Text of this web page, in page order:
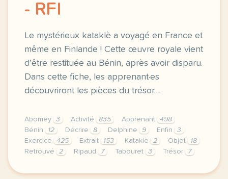
- RFI
Le mystérieux kataklè a voyagé en France et
même en Finlande ! Cette œuvre royale vient
d’être restituée au Bénin, après avoir disparu.
Dans cette fiche, les apprenant·es
découvriront les pièces du trésor…
Abomey 3 Activité 835 Apprenant
498
Bénin
12 Décrire 8 Delphine 9 Enfin
3
Exercice
425 Extrait 153 Kataklè 2 Objet
18
Retrouvé
2 Ripaud 7 Tabouret 3 Trésor 7
fiche a1 le 27e tresor d abomey enfin retrouve